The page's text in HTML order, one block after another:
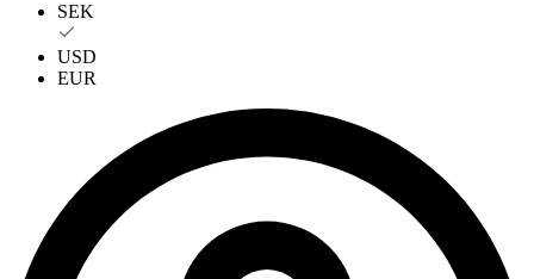
SEK
USD
EUR